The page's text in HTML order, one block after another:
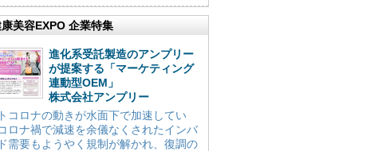
美容EXPO 企業特集
進化系受託製造のアンプリー
が提案する「マーケティング
連動型OEM」
株式会社アンプリー
コロナの動きが水面下で加速してい
ロナ禍で減速を余儀なくされたインバ
需要もようやく規制が解かれ、復調の